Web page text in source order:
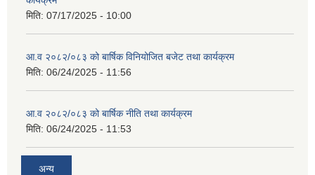
मिति: 07/17/2025 - 10:00
आ.व २०८२/०८३ को बार्षिक विनियोजित बजेट तथा कार्यक्रम
मिति: 06/24/2025 - 11:56
आ.व २०८२/०८३ को बार्षिक नीति तथा कार्यक्रम
मिति: 06/24/2025 - 11:53
अन्य